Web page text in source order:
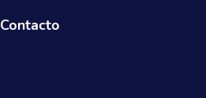
Contacto